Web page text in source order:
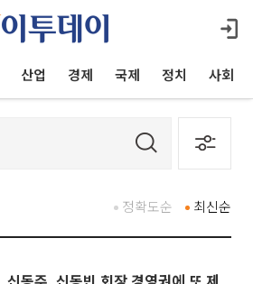
산업 경제 국제 정치 사회
최신순
정확도순